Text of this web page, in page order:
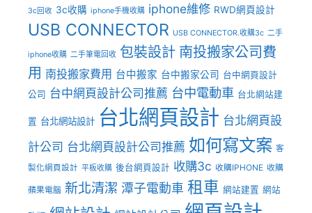
3c回收 3c收購 iphone手機收購 iphone維修 RWD網頁設計
USB CONNECTOR USB CONNECTOR.收購3c 二手
iphone收購 二手筆電回收 包裝設計 南投搬家公司費
用 南投搬家費用 台中搬家 台中搬家公司 台中網頁設計
公司 台中網頁設計公司推薦 台中電動車 台北網站建
置 台北網站設計 台北網頁設計 台北網頁設
計公司 台北網頁設計公司推薦 如何寫文案 客
製化網頁設計 平板收購 後台網頁設計 收購3c 收購IPHONE 收購
蘋果電腦 新北清潔 潭子電動車 租車 網站建置 網站